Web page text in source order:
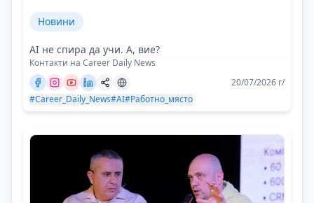
Новини
AI не спира да учи. А, вие?
Контакти на Career Daily News
20/07/2026 г/
#Career_Daily_News#AI#Работно_място